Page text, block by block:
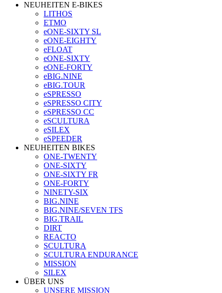
NEUHEITEN E-BIKES
LITHOS
ETMO
eONE-SIXTY SL
eONE-EIGHTY
eFLOAT
eONE-SIXTY
eONE-FORTY
eBIG.NINE
eBIG.TOUR
eSPRESSO
eSPRESSO CITY
eSPRESSO CC
eSCULTURA
eSILEX
eSPEEDER
NEUHEITEN BIKES
ONE-TWENTY
ONE-SIXTY
ONE-SIXTY FR
ONE-FORTY
NINETY-SIX
BIG.NINE
BIG.NINE/SEVEN TFS
BIG.TRAIL
DIRT
REACTO
SCULTURA
SCULTURA ENDURANCE
MISSION
SILEX
ÜBER UNS
UNSERE MISSION